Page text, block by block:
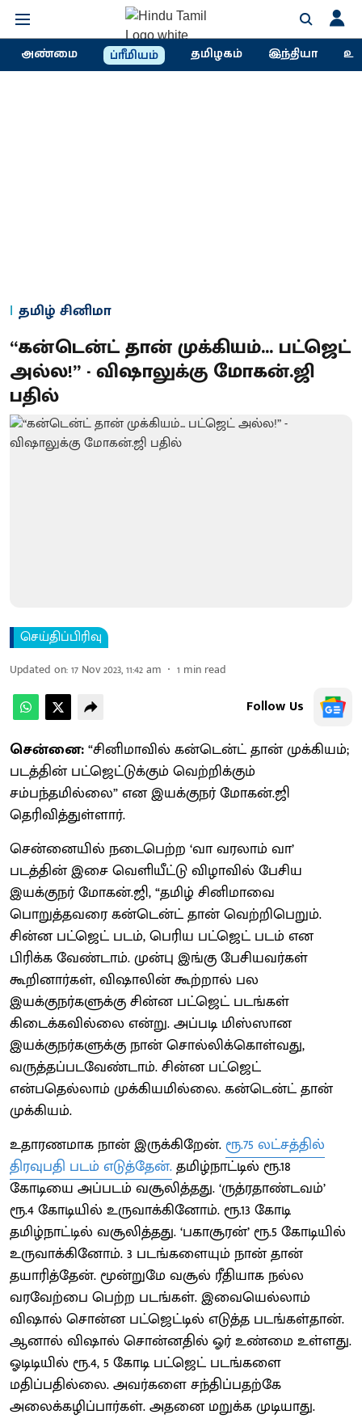
அண்மை ப்ரீமியம் தமிழகம் இந்தியா
தமிழ் சினிமா
“கன்டென்ட் தான் முக்கியம்... பட்ஜெட்
அல்ல!” - விஷாலுக்கு மோகன்.ஜி
பதில்
செய்திப்பிரிவு
Updated on:17 Nov 2023, 11:42 am 1 min read
Follow Us
சென்னை:“சினிமாவில் கன்டென்ட் தான் முக்கியம்;
படத்தின் பட்ஜெட்டுக்கும் வெற்றிக்கும்
சம்பந்தமில்லை” என இயக்குநர் மோகன்.ஜி
தெரிவித்துள்ளார்.
சென்னையில் நடைபெற்ற ‘வா வரலாம் வா’
படத்தின் இசை வெளியீட்டு விழாவில் பேசிய
இயக்குநர் மோகன்.ஜி, “தமிழ் சினிமாவை
பொறுத்தவரை கன்டென்ட் தான் வெற்றிபெறும்.
சின்ன பட்ஜெட் படம், பெரிய பட்ஜெட் படம் என
பிரிக்க வேண்டாம். முன்பு இங்கு பேசியவர்கள்
கூறினார்கள், விஷாலின் கூற்றால் பல
இயக்குநர்களுக்கு சின்ன பட்ஜெட் படங்கள்
கிடைக்கவில்லை என்று. அப்படி மிஸ்ஸான
இயக்குநர்களுக்கு நான் சொல்லிக்கொள்வது,
வருத்தப்படவேண்டாம். சின்ன பட்ஜெட்
என்பதெல்லாம் முக்கியமில்லை. கன்டென்ட் தான்
முக்கியம்.
உதாரணமாக நான் இருக்கிறேன்.ரூ.75 லட்சத்தில்
திரவுபதி படம் எடுத்தேன்.தமிழ்நாட்டில் ரூ.18
கோடியை அப்படம் வசூலித்தது. ‘ருத்ரதாண்டவம்’
ரூ.4 கோடியில் உருவாக்கினோம். ரூ.13 கோடி
தமிழ்நாட்டில் வசூலித்தது. ‘பகாசூரன்’ ரூ.5 கோடியில்
உருவாக்கினோம். 3 படங்களையும் நான் தான்
தயாரித்தேன். மூன்றுமே வசூல் ரீதியாக நல்ல
வரவேற்பை பெற்ற படங்கள். இவையெல்லாம்
விஷால் சொன்ன பட்ஜெட்டில் எடுத்த படங்கள்தான்.
ஆனால் விஷால் சொன்னதில் ஓர் உண்மை உள்ளது.
ஓடிடியில் ரூ.4, 5 கோடி பட்ஜெட் படங்களை
மதிப்பதில்லை. அவர்களை சந்திப்பதற்கே
அலைக்கழிப்பார்கள். அதனை மறுக்க முடியாது.